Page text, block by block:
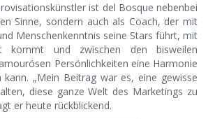
ist del Bosque nebenbei
Sinne, sondern auch als Coach, der mit
Menschenkenntnis seine Stars führt, mit
kommt und zwischen den bisweilen
Persönlichkeiten eine Harmonie
kann. „Mein Beitrag war es, eine gewisse
diese ganze Welt des Marketings zu
er heute rückblickend.